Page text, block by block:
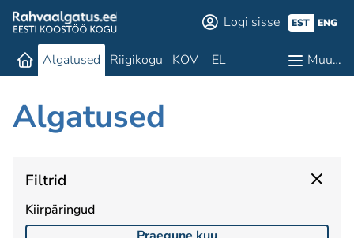
Logi sisse EST ENG
Algatused Riigikogu KOV EL Muu…
Algatused
Filtrid
Kiirpäringud